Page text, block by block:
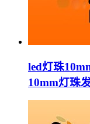
led灯珠
10mm灯珠